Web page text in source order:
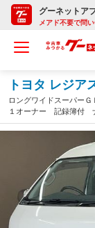
グーネットア
メアド不要で問
トヨタ レジア
ロングワイドスーパー
１オーナー 記録簿付
カメラ ＥＴＣ ＬＥＤ
ー ハーフレザー 社外